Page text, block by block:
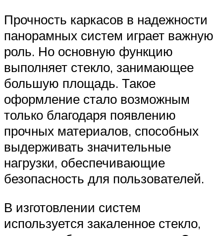
Прочность каркасов в надежности
панорамных систем играет важную
роль. Но основную функцию
выполняет стекло, занимающее
большую площадь. Такое
оформление стало возможным
только благодаря появлению
прочных материалов, способных
выдерживать значительные
нагрузки, обеспечивающие
безопасность для пользователей.
В изготовлении систем
используется закаленное стекло,